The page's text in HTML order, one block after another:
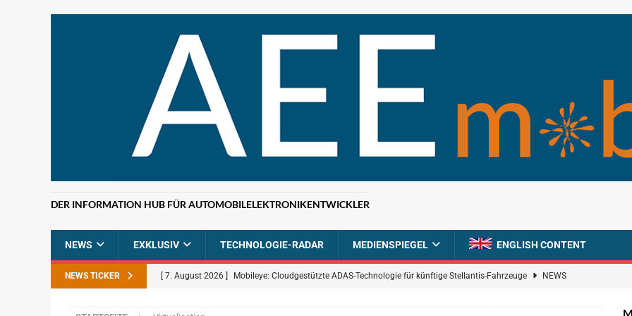
DER INFORMATION HUB FÜR AUTOMOBILELEKTRONIKENTWICKLER
NEWS EXKLUSIV TECHNOLOGIE-RADAR MEDIENSPIEGEL ENGLISH CONTENT
NEWS TICKER [ 7. August 2026 ] Mobileye: Cloudgestützte ADAS-Technologie für künftige Stellantis-Fahrzeuge NEWS